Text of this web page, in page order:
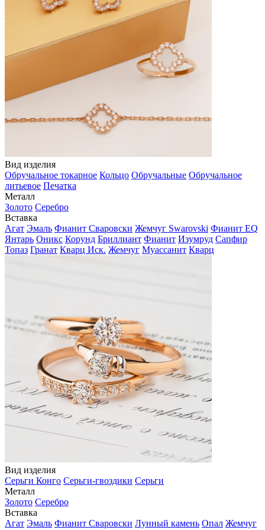
Вид изделия
Обручальное токарное Кольцо Обручальные Обручальное
литьевое Печатка
Металл
Золото Серебро
Вставка
Агат Эмаль Фианит Сваровски Жемчуг Swarovski Фианит EQ
Янтарь Оникс Корунд Бриллиант Фианит Изумруд Сапфир
Топаз Гранат Кварц Иск. Жемчуг Муассанит Кварц
Вид изделия
Серьги Конго Серьги-гвоздики Серьги
Металл
Золото Серебро
Вставка
Агат Эмаль Фианит Сваровски Лунный камень Опал Жемчуг